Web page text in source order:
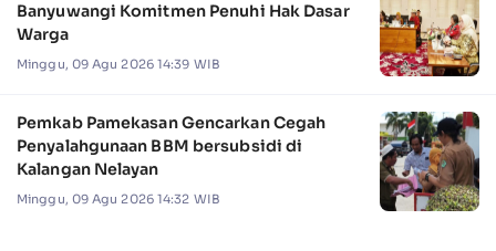
Banyuwangi Komitmen Penuhi Hak Dasar
Warga
Minggu, 09 Agu 2026 14:39 WIB
Pemkab Pamekasan Gencarkan Cegah
Penyalahgunaan BBM bersubsidi di
Kalangan Nelayan
Minggu, 09 Agu 2026 14:32 WIB